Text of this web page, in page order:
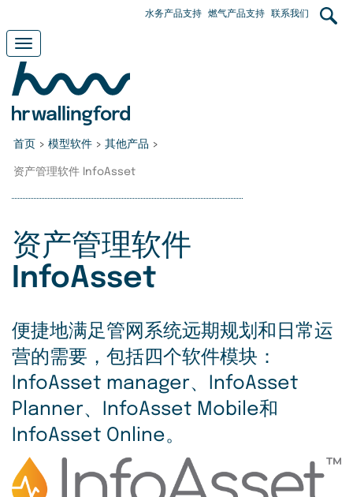
main
content
User
水务产品支持 燃气产品支持 联系我们
Toggle
navigation
首页 > 模型软件 > 其他产品 >
资产管理软件 InfoAsset
资产管理软件
InfoAsset
便捷地满足管网系统远期规划和日常运
营的需要，包括四个软件模块：
InfoAsset manager、InfoAsset
Planner、InfoAsset Mobile和
InfoAsset Online。